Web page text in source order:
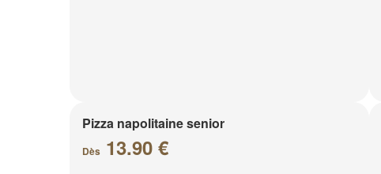
Pizza napolitaine senior
Dès 13.90 €